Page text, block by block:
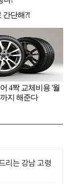
리는 강남 고령